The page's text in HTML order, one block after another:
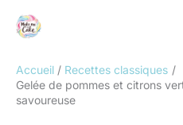
Accueil
Recettes classiques
Gelée de pommes et citrons
savoureuse